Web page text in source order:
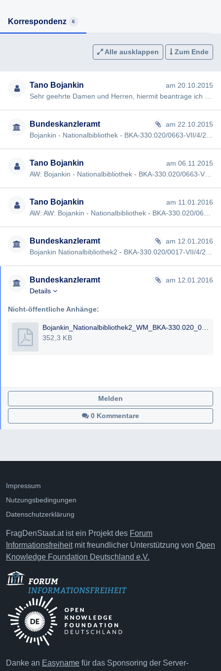
Korrespondenz 6
Alle ausklappen Zum Ende
Tano Bojankin
am 20.10.2015
Bundeskanzleramt
am 22.10.2015
Tano Bojankin
am 06.11.2015
Tano Bojankin
am 11.01.2016
Bundeskanzleramt
am 12.01.2016
Bundeskanzleramt
am 12.01.2016
Details
Nicht-öffentliche Anhänge:
352,3 KB
0 Kommentare
Melden
Impressum
Nutzungsbedingungen
Datenschutzerklärung
FragDenStaat.at ist ein Projekt des Forum
Informationsfreiheitmit freundlicher Unterstützung von Open
Knowledge Foundation Deutschland e.V.
Danke an Easyname für das Sponsoring der Server-